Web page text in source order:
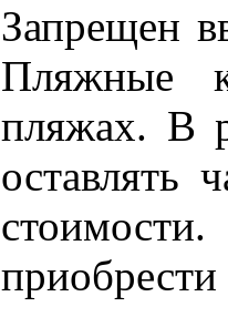
Запрещен
Пляжные
пляжах. В
оставлять
приобрести